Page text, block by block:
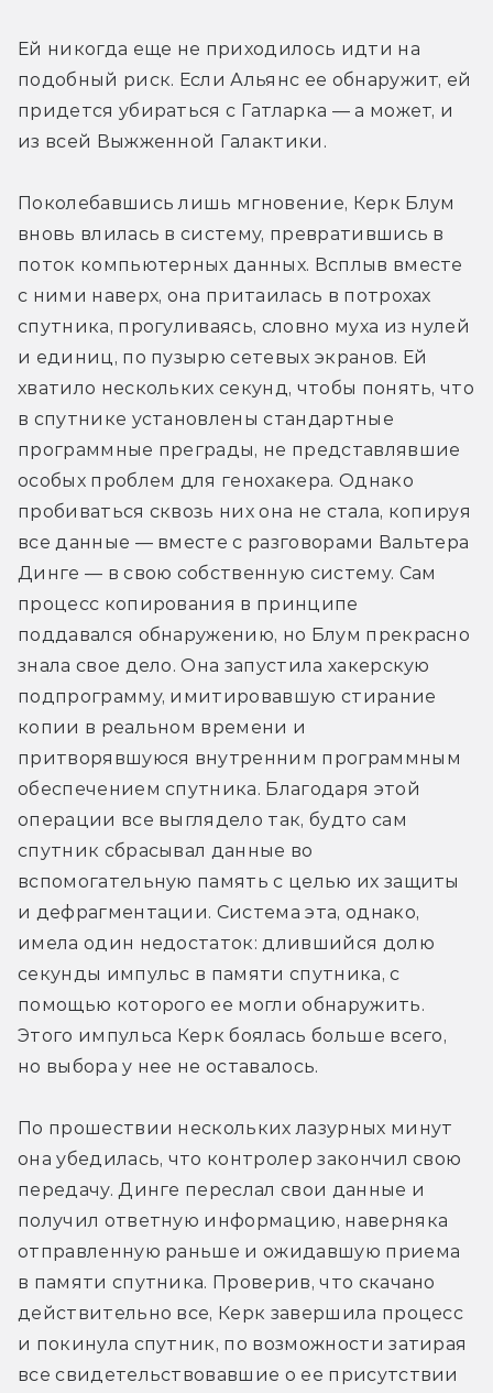
Ей никогда еще не приходилось идти на
подобный риск. Если Альянс ее обнаружит, ей
придется убираться с Гатларка — а может, и
из всей Выжженной Галактики.
Поколебавшись лишь мгновение, Керк Блум
вновь влилась в систему, превратившись в
поток компьютерных данных. Всплыв вместе
с ними наверх, она притаилась в потрохах
спутника, прогуливаясь, словно муха из нулей
и единиц, по пузырю сетевых экранов. Ей
хватило нескольких секунд, чтобы понять, что
в спутнике установлены стандартные
программные преграды, не представлявшие
особых проблем для генохакера. Однако
пробиваться сквозь них она не стала, копируя
все данные — вместе с разговорами Вальтера
Динге — в свою собственную систему. Сам
процесс копирования в принципе
поддавался обнаружению, но Блум прекрасно
знала свое дело. Она запустила хакерскую
подпрограмму, имитировавшую стирание
копии в реальном времени и
притворявшуюся внутренним программным
обеспечением спутника. Благодаря этой
операции все выглядело так, будто сам
спутник сбрасывал данные во
вспомогательную память с целью их защиты
и дефрагментации. Система эта, однако,
имела один недостаток: длившийся долю
секунды импульс в памяти спутника, с
помощью которого ее могли обнаружить.
Этого импульса Керк боялась больше всего,
но выбора у нее не оставалось.
По прошествии нескольких лазурных минут
она убедилась, что контролер закончил свою
передачу. Динге переслал свои данные и
получил ответную информацию, наверняка
отправленную раньше и ожидавшую приема
в памяти спутника. Проверив, что скачано
действительно все, Керк завершила процесс
и покинула спутник, по возможности затирая
все свидетельствовавшие о ее присутствии